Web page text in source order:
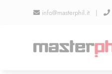
info@masterphil.it |